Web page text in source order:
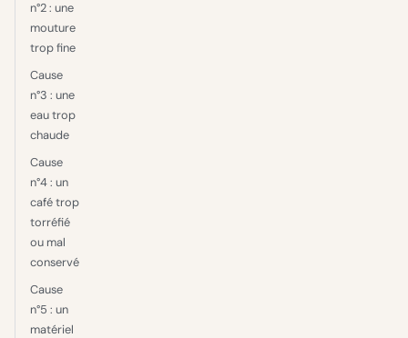
n°2 : une
mouture
trop fine
Cause
n°3 : une
eau trop
chaude
Cause
n°4 : un
café trop
torréfié
ou mal
conservé
Cause
n°5 : un
matériel